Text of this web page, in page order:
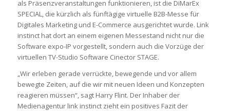
als Präsenzveranstaltungen funktionieren, ist die DiMarEx
SPECIAL, die kürzlich als fünftägige virtuelle B2B-Messe für
Digitales Marketing und E-Commerce ausgerichtet wurde. Link
instinct hat dort an einem eigenen Messestand nicht nur die
Software expo-IP vorgestellt, sondern auch die Vorzüge der
virtuellen TV-Studio Software Cinector STAGE.
„Wir erleben gerade verrückte, bewegende und vor allem
bewegte Zeiten, auf die wir mit neuen Ideen und Konzepten
reagieren müssen“, sagt Harry Flint. Der Inhaber der
Medienagentur link instinct zieht ein positives Fazit der